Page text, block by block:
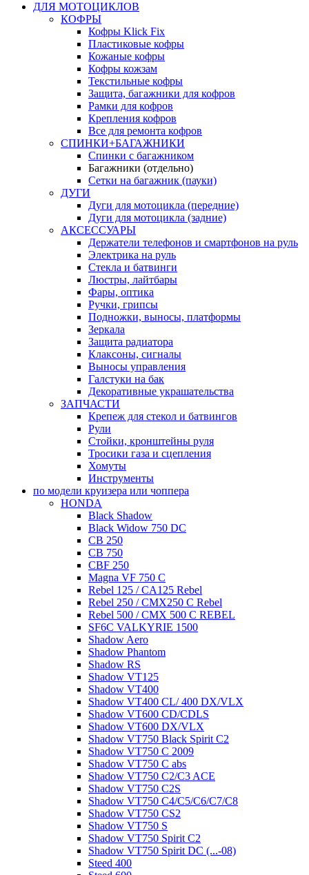
ДЛЯ МОТОЦИКЛОВ
КОФРЫ
Кофры Klick Fix
Пластиковые кофры
Кожаные кофры
Кофры кожзам
Текстильные кофры
Защита, багажники для кофров
Рамки для кофров
Крепления кофров
Все для ремонта кофров
СПИНКИ+БАГАЖНИКИ
Спинки с багажником
Багажники (отдельно)
Сетки на багажник (пауки)
ДУГИ
Дуги для мотоцикла (передние)
Дуги для мотоцикла (задние)
АКСЕССУАРЫ
Держатели телефонов и смартфонов на руль
Электрика на руль
Стекла и батвинги
Люстры, лайтбары
Фары, оптика
Ручки, грипсы
Подножки, выносы, платформы
Зеркала
Защита радиатора
Клаксоны, сигналы
Выносы управления
Галстуки на бак
Декоративные украшательства
ЗАПЧАСТИ
Крепеж для стекол и батвингов
Рули
Стойки, кронштейны руля
Тросики газа и сцепления
Хомуты
Инструменты
по модели круизера или чоппера
HONDA
Black Shadow
Black Widow 750 DC
CB 250
CB 750
CBF 250
Magna VF 750 C
Rebel 125 / CA125 Rebel
Rebel 250 / CMX250 C Rebel
Rebel 500 / CMX 500 C REBEL
SF6C VALKYRIE 1500
Shadow Aero
Shadow Phantom
Shadow RS
Shadow VT125
Shadow VT400
Shadow VT400 CL/ 400 DX/VLX
Shadow VT600 CD/CDLS
Shadow VT600 DX/VLX
Shadow VT750 Black Spirit C2
Shadow VT750 C 2009
Shadow VT750 C abs
Shadow VT750 C2/C3 ACE
Shadow VT750 C2S
Shadow VT750 C4/C5/C6/C7/C8
Shadow VT750 CS2
Shadow VT750 S
Shadow VT750 Spirit C2
Shadow VT750 Spirit DC (...-08)
Steed 400